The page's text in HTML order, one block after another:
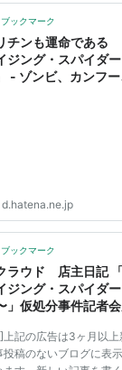
ブックマーク
チンも運命である
ジング・スパイダ
- ゾンビ、カンフー
d.hatena.ne.jp
ブックマーク
ラウド 店主日記
ジング・スパイダ
」仮処分事件記者
上記の広告は3ヶ月以上
投稿のないブログに表